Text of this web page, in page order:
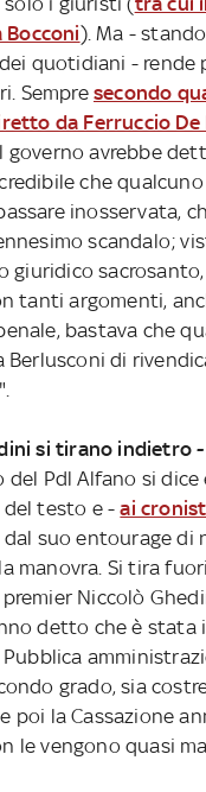
Bocconi). Ma -
quotidiani - rende
Sempre secondo
da Ferruccio
governo avrebbe
che
inosservata,
scandalo;
giuridico
tanti argomenti,
bastava che
Berlusconi di
si tirano indietro -
del Pdl Alfano si
del testo e -ai
suo entourage di
manovra. Si tira
Niccolò
detto che è stata
grado, sia
poi la Cassazione
le vengono quasi